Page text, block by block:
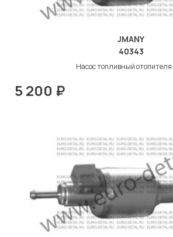
JMANY
40343
Насос топливный отопителя
5 200 ₽